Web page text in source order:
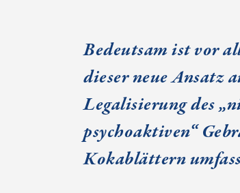
Bedeutsam ist vor
dieser neue Ansatz
Legalisierung des
psychoaktiven“
Kokablättern